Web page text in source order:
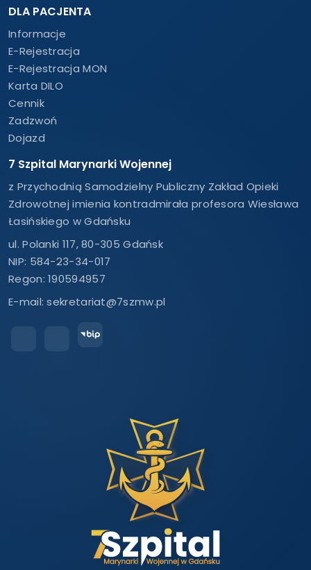
DLA PACJENTA
Informacje
E-Rejestracja
E-Rejestracja MON
Karta DILO
Cennik
Zadzwoń
Dojazd
7 Szpital Marynarki Wojennej
z Przychodnią Samodzielny Publiczny Zakład Opieki
Zdrowotnej imienia kontradmirała profesora Wiesława
Łasińskiego w Gdańsku
ul. Polanki 117, 80-305 Gdańsk
NIP: 584-23-34-017
Regon: 190594957
E-mail:sekretariat@7szmw.pl